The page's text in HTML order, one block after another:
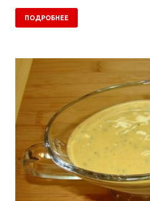
ПОДРОБНЕЕ